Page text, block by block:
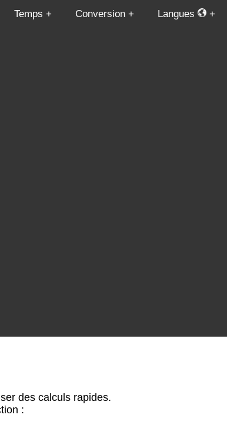
Temps Conversion Langues
des calculs rapides.
: